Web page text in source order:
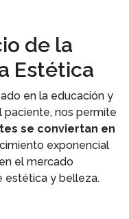
de la
Estética
en la educación y
nos permite
se conviertan en
exponencial
el mercado
estética y belleza.